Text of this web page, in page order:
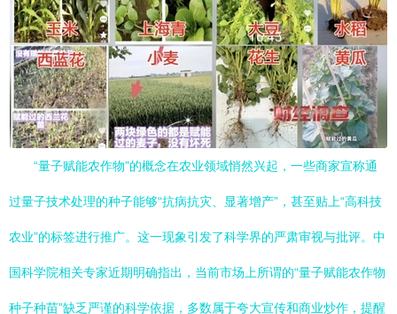
“量子赋能农作物”的概念在农业领域悄然兴起，一些商家宣称通
过量子技术处理的种子能够“抗病抗灾、显著增产”，甚至贴上“高科技
农业”的标签进行推广。这一现象引发了科学界的严肃审视与批评。中
国科学院相关专家近期明确指出，当前市场上所谓的“量子赋能农作物
种子种苗”缺乏严谨的科学依据，多数属于夸大宣传和商业炒作，提醒